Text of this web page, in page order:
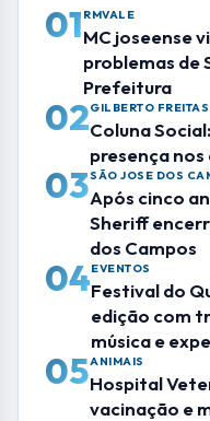
01 RMVALE
MC joseense
problemas de
Prefeitura
02GILBERTO FREITAS
Coluna
presença
03SÃO JOSE DOS
Após cinco
Sheriff
dos Campos
04EVENTOS
Festival do
edição com
música e
05ANIMAIS
Hospital
vacinação e